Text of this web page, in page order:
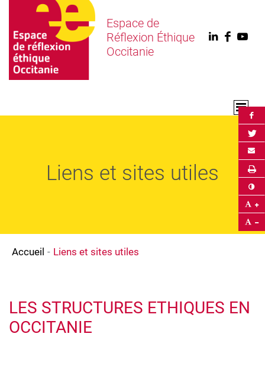
Espace de
Réflexion Éthique
Occitanie
Linkedin
Liens et sites utiles
Accueil Liens et sites utiles
LES STRUCTURES ETHIQUES EN
OCCITANIE